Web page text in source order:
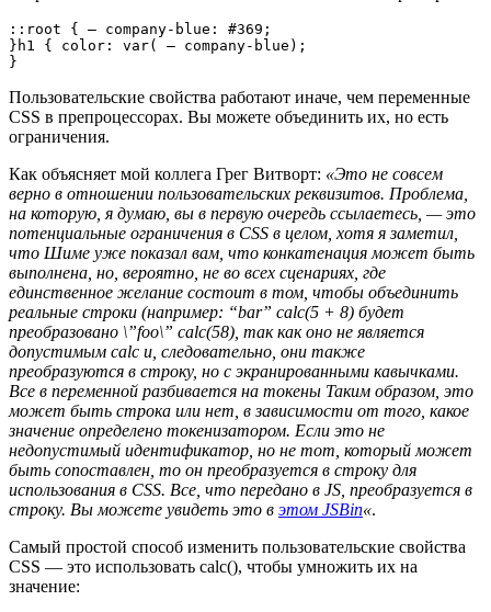
::root { — company-blue: #369;
}h1 { color: var( — company-blue);
}
Пользовательские свойства работают иначе, чем переменные
CSS в препроцессорах. Вы можете объединить их, но есть
ограничения.
Как объясняет мой коллега Грег Витворт: «Это не совсем
верно в отношении пользовательских реквизитов. Проблема,
на которую, я думаю, вы в первую очередь ссылаетесь, — это
потенциальные ограничения в CSS в целом, хотя я заметил,
что Шиме уже показал вам, что конкатенация может быть
выполнена, но, вероятно, не во всех сценариях, где
единственное желание состоит в том, чтобы объединить
реальные строки (например: “bar” calc(5 + 8) будет
преобразовано \”foo\” calc(58), так как оно не является
допустимым calc и, следовательно, они также
преобразуются в строку, но с экранированными кавычками.
Все в переменной разбивается на токены Таким образом, это
может быть строка или нет, в зависимости от того, какое
значение определено токенизатором. Если это не
недопустимый идентификатор, но не тот, который может
быть сопоставлен, то он преобразуется в строку для
использования в CSS. Все, что передано в JS, преобразуется в
строку. Вы можете увидеть это в этом JSBin«.
Самый простой способ изменить пользовательские свойства
CSS — это использовать calc(), чтобы умножить их на
значение: